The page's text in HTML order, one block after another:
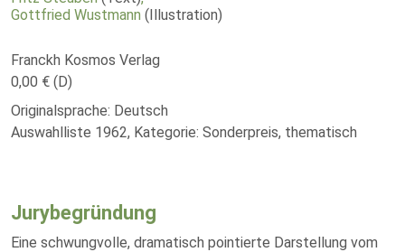
Gottfried Wustmann (Illustration)
Franckh Kosmos Verlag
0,00 € (D)
Originalsprache: Deutsch
Auswahlliste 1962, Kategorie: Sonderpreis, thematisch
Jurybegründung
Eine schwungvolle, dramatisch pointierte Darstellung vom